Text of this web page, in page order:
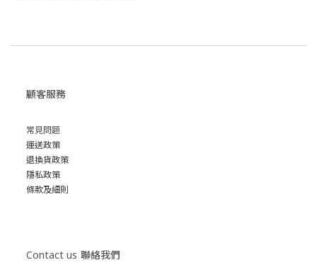
顧客服務
常見問題
運送政策
退換貨政策
隱私政策
條款及細則
Contact us 聯絡我們